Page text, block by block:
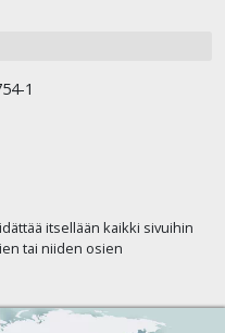
1
itsellään kaikki sivuihin
tai niiden osien